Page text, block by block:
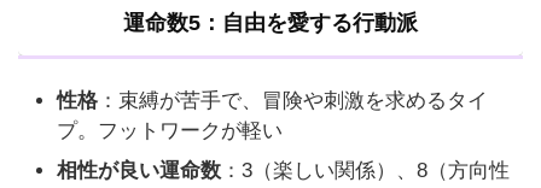
運命数5：自由を愛する行動派
性格 ：束縛が苦手で、冒険や刺激を求めるタイ
プ。フットワークが軽い
相性が良い運命数 ：3（楽しい関係）、8（方向性